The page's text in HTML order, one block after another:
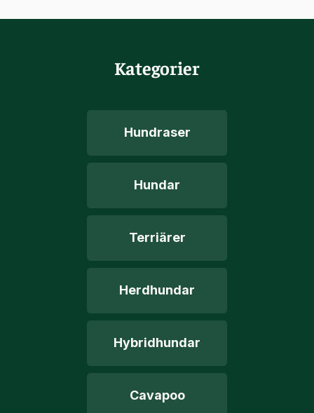
Kategorier
Hundraser
Hundar
Terriärer
Herdhundar
Hybridhundar
Cavapoo